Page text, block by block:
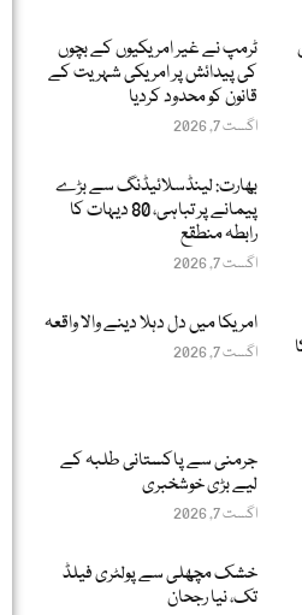
ٹرمپ نے غیر امریکیوں کے بچوں
کی پیدائش پر امریکی شہریت کے
قانون کو محدود کردیا
اگست 7, 2026
بھارت: لینڈسلائیڈنگ سے بڑے
پیمانے پر تباہی، 80 دیہات کا
رابطہ منطقع
اگست 7, 2026
امریکا میں دل دہلا دینے والا واقعہ
اگست 7, 2026
جرمنی سے پاکستانی طلبہ کے
لیے بڑی خوشخبری
اگست 7, 2026
خشک مچھلی سے پولٹری فیلڈ
تک، نیا رجحان